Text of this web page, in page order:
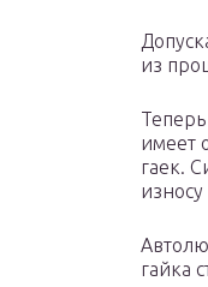
из
имеет
гаек.
гайка